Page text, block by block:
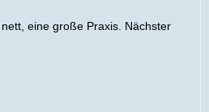
eine große Praxis. Nächster